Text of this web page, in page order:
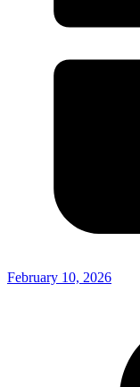
February 10, 2026